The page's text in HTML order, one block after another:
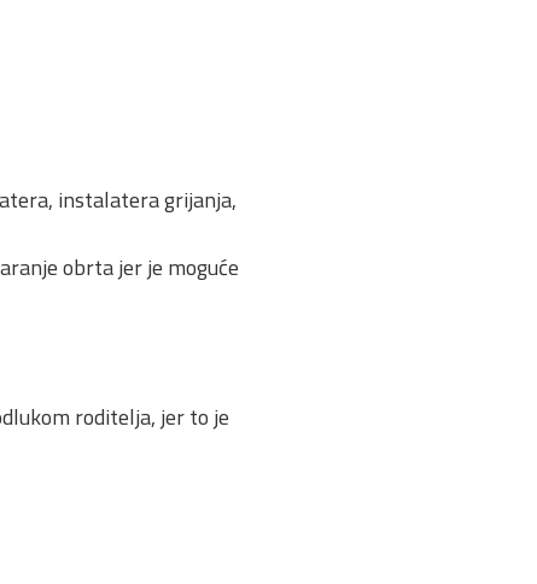
instalatera grijanja,
obrta jer je moguće
roditelja, jer to je